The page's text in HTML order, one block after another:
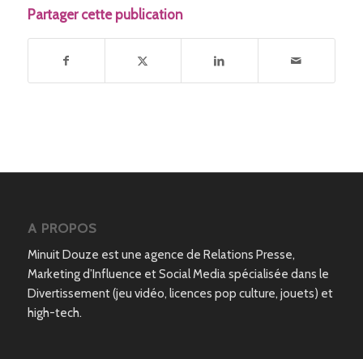
Partager cette publication
A PROPOS
Minuit Douze est une agence de Relations Presse,
Marketing d’Influence et Social Media spécialisée dans le
Divertissement (jeu vidéo, licences pop culture, jouets) et
high-tech.